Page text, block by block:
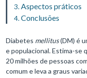
Aspectos práticos
Conclusões
Diabetes mellitus(DM) é
e populacional. Estima-se
20 milhões de pessoas
comum e leva a graus